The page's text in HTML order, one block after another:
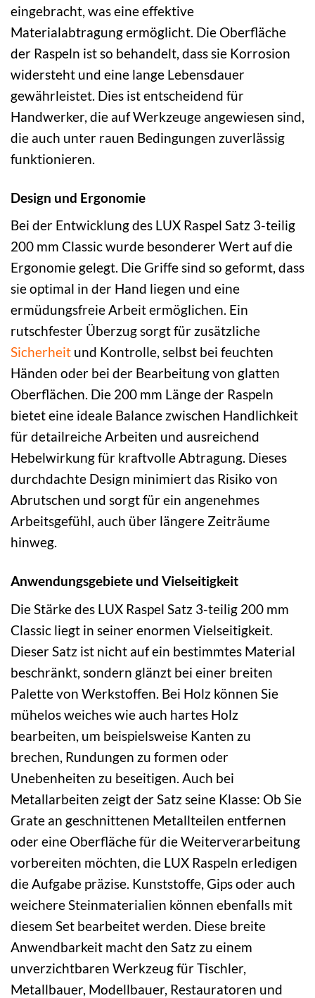
eingebracht, was eine effektive
Materialabtragung ermöglicht. Die Oberfläche
der Raspeln ist so behandelt, dass sie Korrosion
widersteht und eine lange Lebensdauer
gewährleistet. Dies ist entscheidend für
Handwerker, die auf Werkzeuge angewiesen sind,
die auch unter rauen Bedingungen zuverlässig
funktionieren.
Design und Ergonomie
Bei der Entwicklung des LUX Raspel Satz 3-teilig
200 mm Classic wurde besonderer Wert auf die
Ergonomie gelegt. Die Griffe sind so geformt, dass
sie optimal in der Hand liegen und eine
ermüdungsfreie Arbeit ermöglichen. Ein
rutschfester Überzug sorgt für zusätzliche
Sicherheit und Kontrolle, selbst bei feuchten
Händen oder bei der Bearbeitung von glatten
Oberflächen. Die 200 mm Länge der Raspeln
bietet eine ideale Balance zwischen Handlichkeit
für detailreiche Arbeiten und ausreichend
Hebelwirkung für kraftvolle Abtragung. Dieses
durchdachte Design minimiert das Risiko von
Abrutschen und sorgt für ein angenehmes
Arbeitsgefühl, auch über längere Zeiträume
hinweg.
Anwendungsgebiete und Vielseitigkeit
Die Stärke des LUX Raspel Satz 3-teilig 200 mm
Classic liegt in seiner enormen Vielseitigkeit.
Dieser Satz ist nicht auf ein bestimmtes Material
beschränkt, sondern glänzt bei einer breiten
Palette von Werkstoffen. Bei Holz können Sie
mühelos weiches wie auch hartes Holz
bearbeiten, um beispielsweise Kanten zu
brechen, Rundungen zu formen oder
Unebenheiten zu beseitigen. Auch bei
Metallarbeiten zeigt der Satz seine Klasse: Ob Sie
Grate an geschnittenen Metallteilen entfernen
oder eine Oberfläche für die Weiterverarbeitung
vorbereiten möchten, die LUX Raspeln erledigen
die Aufgabe präzise. Kunststoffe, Gips oder auch
weichere Steinmaterialien können ebenfalls mit
diesem Set bearbeitet werden. Diese breite
Anwendbarkeit macht den Satz zu einem
unverzichtbaren Werkzeug für Tischler,
Metallbauer, Modellbauer, Restauratoren und